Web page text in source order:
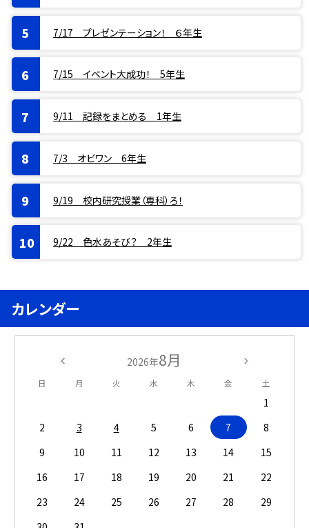
7/17 プレゼンテーション！ ６年生
7/15 イベント大成功！ 5年生
9/11 記録をまとめる 1年生
7/3 オビワン 6年生
9/19 校内研究授業（専科）ろ！
9/22 色水あそび？ 2年生
カレンダー
2026年8月
日 月 火 水 木 金 土
1
2
3 4 5 6 7
8
9
10 11 12 13 14
15
16
17 18 19 20 21
22
23
24 25 26 27 28
29